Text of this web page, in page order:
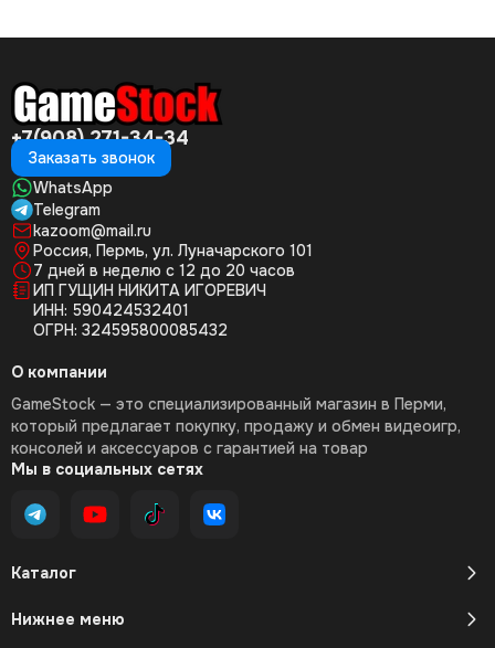
+7(908) 271-34-34
Заказать звонок
WhatsApp
Telegram
kazoom@mail.ru
Россия, Пермь, ул. Луначарского 101
7 дней в неделю с 12 до 20 часов
ИП ГУЩИН НИКИТА ИГОРЕВИЧ
ИНН: 590424532401
ОГРН: 324595800085432
Каталог
Нижнее меню
О компании
GameStock — это специализированный магазин в Перми,
который предлагает покупку, продажу и обмен видеоигр,
консолей и аксессуаров с гарантией на товар
Мы в социальных сетях